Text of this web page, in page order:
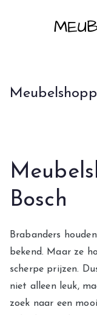
Bosch
Brabanders
bekend. Maar ze
scherpe prijzen.
niet alleen leuk,
zoek naar een